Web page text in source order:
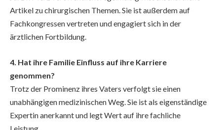
Artikel zu chirurgischen Themen. Sie ist außerdem auf
Fachkongressen vertreten und engagiert sich in der
ärztlichen Fortbildung.
4. Hat ihre Familie Einfluss auf ihre Karriere
genommen?
Trotz der Prominenz ihres Vaters verfolgt sie einen
unabhängigen medizinischen Weg. Sie ist als eigenständige
Expertin anerkannt und legt Wert auf ihre fachliche
Leistung.